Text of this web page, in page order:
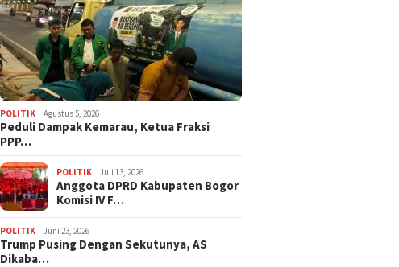
POLITIK Agustus 5, 2026
‎Peduli Dampak Kemarau, Ketua Fraksi
PPP…
POLITIK Juli 13, 2026
Anggota DPRD Kabupaten Bogor
Komisi IV F…
POLITIK Juni 23, 2026
Trump Pusing Dengan Sekutunya, AS
Dikaba…